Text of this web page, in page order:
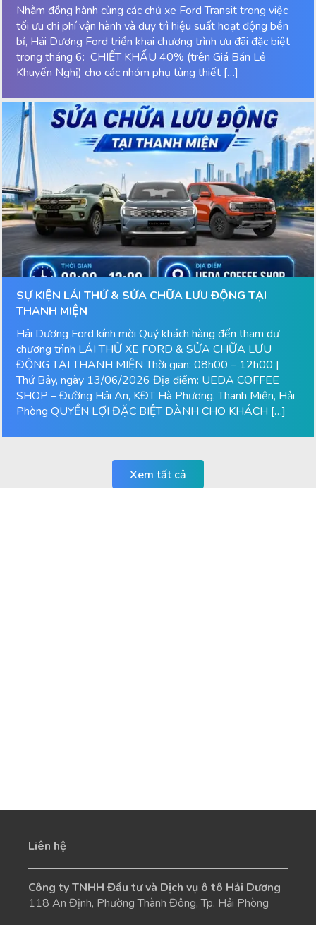
Nhằm đồng hành cùng các chủ xe Ford Transit trong việc
tối ưu chi phí vận hành và duy trì hiệu suất hoạt động bền
bỉ, Hải Dương Ford triển khai chương trình ưu đãi đặc biệt
trong tháng 6: CHIẾT KHẤU 40% (trên Giá Bán Lẻ
Khuyến Nghị) cho các nhóm phụ tùng thiết […]
SỰ KIỆN LÁI THỬ & SỬA CHỮA LƯU ĐỘNG TẠI
THANH MIỆN
Hải Dương Ford kính mời Quý khách hàng đến tham dự
chương trình LÁI THỬ XE FORD & SỬA CHỮA LƯU
ĐỘNG TẠI THANH MIỆN Thời gian: 08h00 – 12h00 |
Thứ Bảy, ngày 13/06/2026 Địa điểm: UEDA COFFEE
SHOP – Đường Hải An, KĐT Hà Phương, Thanh Miện, Hải
Phòng QUYỀN LỢI ĐẶC BIỆT DÀNH CHO KHÁCH […]
Xem tất cả
Liên hệ
Công ty TNHH Đầu tư và Dịch vụ ô tô Hải Dương
118 An Định, Phường Thành Đông, Tp. Hải Phòng